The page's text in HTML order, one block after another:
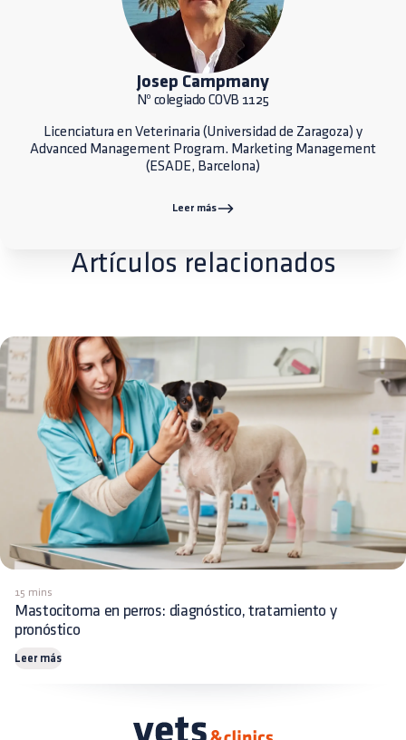
Josep Campmany
Nº colegiado COVB 1125
Licenciatura en Veterinaria (Universidad de Zaragoza) y
Advanced Management Program. Marketing Management
(ESADE, Barcelona)
Leer más
Artículos relacionados
15 mins
Mastocitoma en perros: diagnóstico, tratamiento y
pronóstico
Leer más